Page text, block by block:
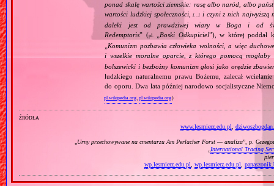
ponad skalę wartości ziemskie: rasę albo naród, albo
wartości ludzkiej społeczności,[…] i czyni z nich najwyższą
daleki jest od prawdziwej wiary w Boga i od
Redemptoris” (pl. Boski Odkupiciel”), w której poddał
Komunizm pozbawia człowieka wolności, a więc
i wszelkie moralne oparcie, z którego pomocą
bolszewicki i bezbożny komunizm głosi jako orędzie
ludzkiego naturalnemu prawu Bożemu, zalecał
do oporu. Dwa lata później narodowo socjalistyczne
pl.wikipedia.org,pl.wikipedia.org)
źródła
www.lesmierz.edu.pl
Urny przechowywane na cmentarzu Am Perlacher Forst — analiza”, p.
International Tracing
wp.lesmierz.edu.pl
wp.lesmierz.edu.pl